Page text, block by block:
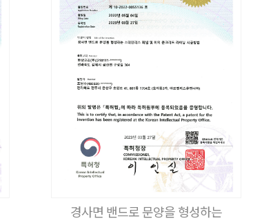
경사면 밴드로 문양을 형성하는